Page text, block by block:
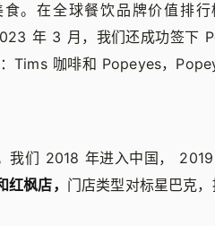
。在全球餐饮品牌价值排
年 3 月，我们还成功签下
Tims 咖啡和 Popeyes，
我们 2018 年进入中国，
枫店， 门店类型对标星巴克